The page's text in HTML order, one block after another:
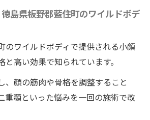
島県板野郡藍住町のワイルドボデ
のワイルドボディで提供される小顔
高い効果で知られています。
、顔の筋肉や骨格を調整すること
重顎といった悩みを一回の施術で改